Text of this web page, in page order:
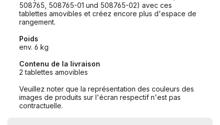
508765, 508765-01 und 508765-02) avec ces
tablettes amovibles et créez encore plus d'espace de
rangement.
Poids
env. 6 kg
Contenu de la livraison
2 tablettes amovibles
Veuillez noter que la représentation des couleurs des
images de produits sur l'écran respectif n'est pas
contractuelle.